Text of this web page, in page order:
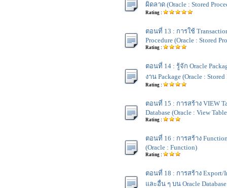
ผิดลาด (Oracle : Stored
Rating :
ตอนที่ 13 : การใช้
Procedure (Oracle : Stored
Rating :
ตอนที่ 14 : รู้จัก Oracle
งาน Package (Oracle : Stored
Rating :
ตอนที่ 15 : การสร้าง VIEW
Database (Oracle : View
Rating :
ตอนที่ 16 : การสร้าง
(Oracle : Function)
Rating :
ตอนที่ 18 : การสร้าง Export/
และอื่น ๆ บน Oracle Database